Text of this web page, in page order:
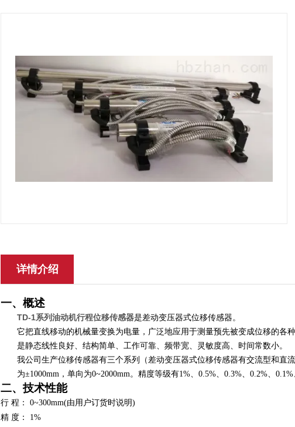
详情介绍
一、概述
TD-1系列油动机行程位移传感器是差动变压器式位移传感器。
它把直线移动的机械量变换为电量，广泛地应用于测量预先被变成位移的各
是静态线性良好、结构简单、工作可靠、频带宽、灵敏度高、时间常数小。
我公司生产位移传感器有三个系列（ 差动变压器式位移传感器有交流型和直
为±1000mm，单向为0~2000mm。精度等级有1%、0.5%、0.3%、0.2%、
二、技术性能
行 程： 0~300mm(由用户订货时说明)
精 度： 1%